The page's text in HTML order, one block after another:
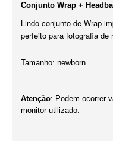
Conjunto Wrap +
Lindo conjunto de Wrap
perfeito para fotografia de
Tamanho: newborn
Atenção: Podem ocorrer
monitor utilizado.